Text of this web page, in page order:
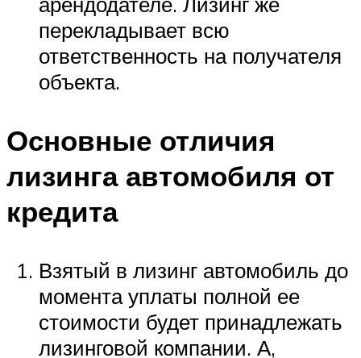
перекладывает всю
ответственность на получателя
объекта.
Основные отличия
лизинга автомобиля от
кредита
Взятый в лизинг автомобиль до
момента уплаты полной ее
стоимости будет принадлежать
лизинговой компании. А,